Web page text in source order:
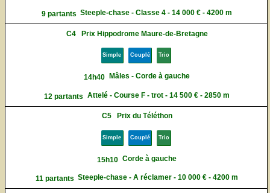
9 partants Steeple-chase - Classe 4 - 14 000 € - 4200 m
C4 Prix Hippodrome Maure-de-Bretagne
Simple Couplé Trio
14h40 Mâles - Corde à gauche
12 partants Attelé - Course F - trot - 14 500 € - 2850 m
C5 Prix du Téléthon
Simple Couplé Trio
15h10 Corde à gauche
11 partants Steeple-chase - A réclamer - 10 000 € - 4200 m